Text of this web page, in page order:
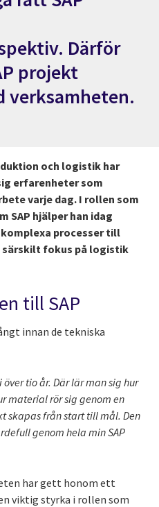
Därför
projekt
verksamheten.
och logistik har
erfarenheter som
varje dag. I rollen som
SAP hjälper han idag
processer till
särskilt fokus på logistik
till SAP
innan de tekniska
tio år. Där lär man sig hur
material rör sig genom en
skapas från start till mål. Den
genom hela min SAP
har gett honom ett
viktig styrka i rollen som